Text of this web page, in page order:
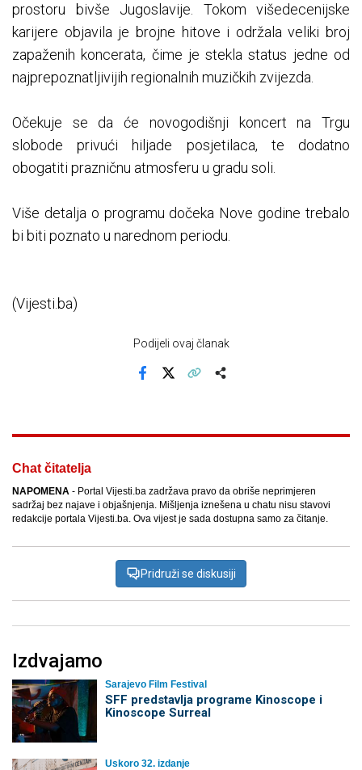
prostoru bivše Jugoslavije. Tokom višedecenijske
karijere objavila je brojne hitove i održala veliki broj
zapaženih koncerata, čime je stekla status jedne od
najprepoznatljivijih regionalnih muzičkih zvijezda.
Očekuje se da će novogodišnji koncert na Trgu
slobode privući hiljade posjetilaca, te dodatno
obogatiti prazničnu atmosferu u gradu soli.
Više detalja o programu dočeka Nove godine trebalo
bi biti poznato u narednom periodu.
(Vijesti.ba)
Podijeli ovaj članak
Chat čitatelja
NAPOMENA - Portal Vijesti.ba zadržava pravo da obriše neprimjeren
sadržaj bez najave i objašnjenja. Mišljenja iznešena u chatu nisu stavovi
redakcije portala Vijesti.ba. Ova vijest je sada dostupna samo za čitanje.
Pridruži se diskusiji
Izdvajamo
Sarajevo Film Festival
SFF predstavlja programe Kinoscope i
Kinoscope Surreal
Uskoro 32. izdanje